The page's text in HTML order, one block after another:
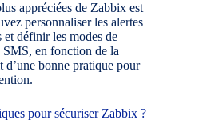
appréciées de Zabbix est
personnaliser les alertes
et définir les modes de
en fonction de la
d’une bonne pratique pour
pour sécuriser Zabbix ?